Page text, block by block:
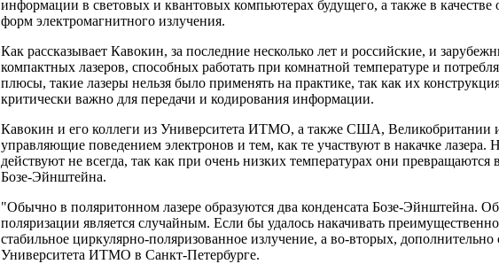
информации в световых и квантовых компьютерах будущего, а также в
форм электромагнитного излучения.
Как рассказывает Кавокин, за последние несколько лет и российские, и
компактных лазеров, способных работать при комнатной температуре и
плюсы, такие лазеры нельзя было применять на практике, так как их
критически важно для передачи и кодирования информации.
Кавокин и его коллеги из Университета ИТМО, а также США, Великобритании
управляющие поведением электронов и тем, как те участвуют в накачке
действуют не всегда, так как при очень низких температурах они
Бозе-Эйнштейна.
"Обычно в поляритонном лазере образуются два конденсата Бозе-Эйнштейна.
поляризации является случайным. Если бы удалось накачивать
стабильное циркулярно-поляризованное излучение, а во-вторых,
Университета ИТМО в Санкт-Петербурге.